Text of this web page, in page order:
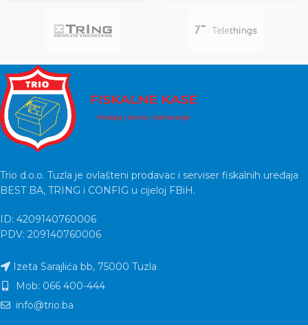
Trio d.o.o. Tuzla je ovlašteni prodavac i serviser fiskalnih uređaja
BEST BA, TRING i CONFIG u cijeloj FBiH.
ID: 4209140760006
PDV: 209140760006
Izeta Sarajlića bb, 75000 Tuzla
Mob: 066 400-444
info@trio.ba